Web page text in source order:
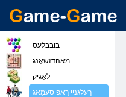
בובבלעס
מאַהדזשאָנג
לאָגיק
ךעלגניי רַאֿפ סעמַאג